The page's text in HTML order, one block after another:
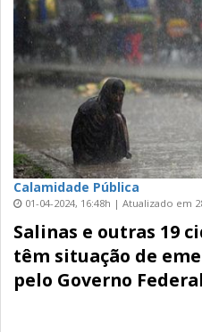
Calamidade Pública
01-04-2024, 16:48h | Atualizado em
Salinas e outras 19
têm situação de
pelo Governo Federal